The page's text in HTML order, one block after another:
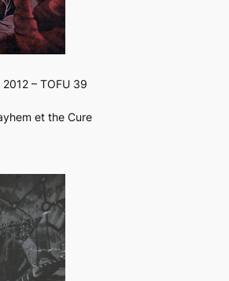
– TOFU 39
et the Cure